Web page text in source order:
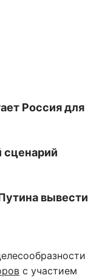
Россия для
сценарий
вывести
с участием